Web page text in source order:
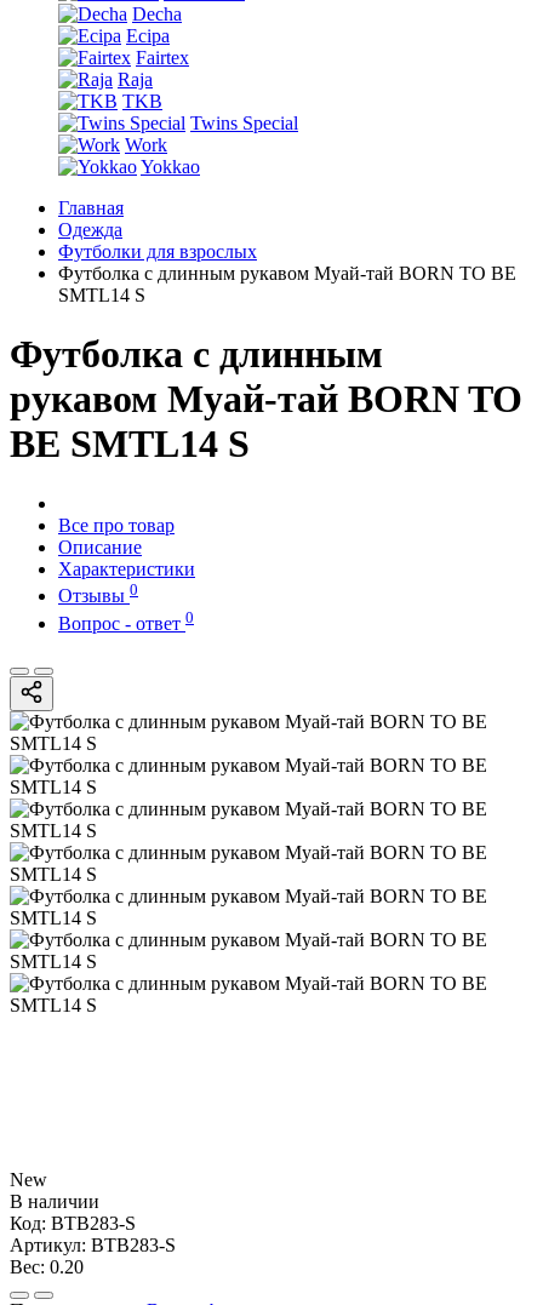
Decha
Ecipa
Fairtex
Raja
TKB
Twins Special
Work
Yokkao
Главная
Одежда
Футболки для взрослых
Футболка с длинным рукавом Муай-тай BORN TO BE
SMTL14 S
Футболка с длинным
рукавом Муай-тай BORN TO
BE SMTL14 S
Все про товар
Описание
Характеристики
Отзывы 0
Вопрос - ответ 0
New
В наличии
Код: BTB283-S
Артикул: BTB283-S
Вес: 0.20